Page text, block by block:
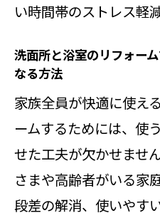
い時間帯のストレス軽
洗面所と浴室のリフォー
なる方法
家族全員が快適に使え
ームするためには、使
せた工夫が欠かせませ
さまや高齢者がいる家
段差の解消、使いやす